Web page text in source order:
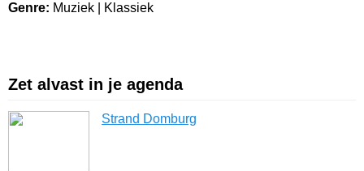
Genre: Muziek | Klassiek
Zet alvast in je agenda
Strand Domburg